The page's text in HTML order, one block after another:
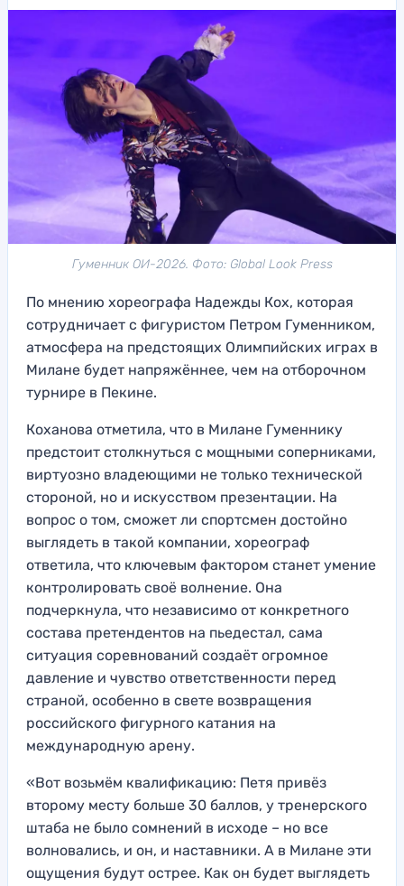
Гуменник ОИ-2026. Фото: Global Look Press
По мнению хореографа Надежды Кох, которая
сотрудничает с фигуристом Петром Гуменником,
атмосфера на предстоящих Олимпийских играх в
Милане будет напряжённее, чем на отборочном
турнире в Пекине.
Коханова отметила, что в Милане Гуменнику
предстоит столкнуться с мощными соперниками,
виртуозно владеющими не только технической
стороной, но и искусством презентации. На
вопрос о том, сможет ли спортсмен достойно
выглядеть в такой компании, хореограф
ответила, что ключевым фактором станет умение
контролировать своё волнение. Она
подчеркнула, что независимо от конкретного
состава претендентов на пьедестал, сама
ситуация соревнований создаёт огромное
давление и чувство ответственности перед
страной, особенно в свете возвращения
российского фигурного катания на
международную арену.
«Вот возьмём квалификацию: Петя привёз
второму месту больше 30 баллов, у тренерского
штаба не было сомнений в исходе – но все
волновались, и он, и наставники. А в Милане эти
ощущения будут острее. Как он будет выглядеть